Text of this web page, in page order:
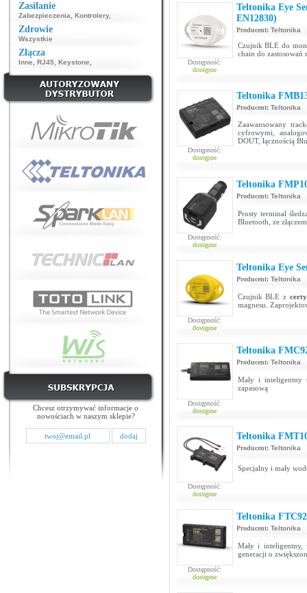
Zasilanie
Zabezpieczenia Kontrolery,
Zdrowie
Wszystkie
Złącza
Inne RJ45 Keystone
Chcesz otrzymywać informacje o
nowościach w naszym sklepie?
Dostępność:
dostępne
Teltonika Eye
EN12830)
Producent: Teltonika
Czujnik BLE do
chain do zastosowań
Dostępność:
dostępne
Teltonika
Producent: Teltonika
Zaawansowany
cyfrowymi,
DOUT, łącznością
Dostępność:
dostępne
Teltonika
Producent: Teltonika
Prosty terminal
Bluetooth, ze
Dostępność:
dostępne
Teltonika Eye
Producent: Teltonika
Czujnik BLE z
magnesu.
Dostępność:
dostępne
Teltonika
Producent: Teltonika
Mały i inteligentny
zapasową
Dostępność:
dostępne
Teltonika
Producent: Teltonika
Specjalny i mały
Dostępność:
dostępne
Teltonika
Producent: Teltonika
Mały i inteligentny,
generacji o